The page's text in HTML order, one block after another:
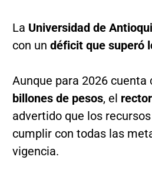
La Universidad de
con un déficit que superó
Aunque para 2026
billones de pesos, el
advertido que los
cumplir con todas las
vigencia.